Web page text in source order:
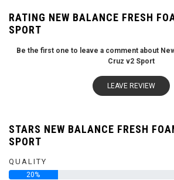
RATING NEW BALANCE FRESH
SPORT
Be the first one to leave a comment about
Cruz v2 Sport
LEAVE REVIEW
STARS NEW BALANCE FRESH
SPORT
QUALITY
20%